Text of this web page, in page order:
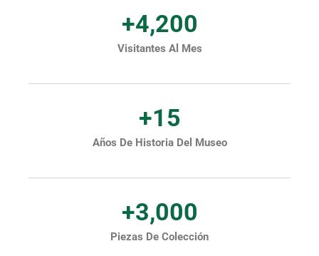
Visitantes Al Mes
+4,200
Años De Historia Del Museo
+15
Piezas De Colección
+3,000